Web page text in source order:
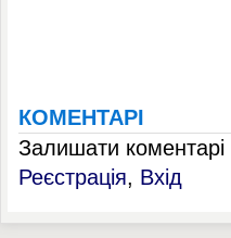
КОМЕНТАРІ
Залишати коментарі
Реєстрація, Вхід